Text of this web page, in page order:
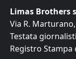
Limas Brothers
Via R. Marturano,
Testata
Registro Stampa